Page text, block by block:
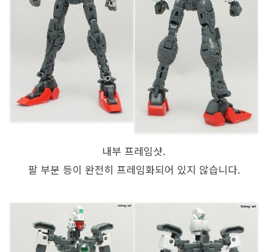
내부 프레임샷.
팔 부분 등이 완전히 프레임화되어 있지 않습니다.